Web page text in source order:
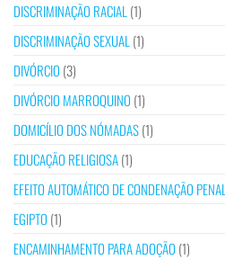
DISCRIMINAÇÃO RACIAL (1)
DISCRIMINAÇÃO SEXUAL (1)
DIVÓRCIO (3)
DIVÓRCIO MARROQUINO (1)
DOMICÍLIO DOS NÓMADAS(1)
EDUCAÇÃO RELIGIOSA(1)
EFEITO AUTOMÁTICO DE CONDENAÇÃO PENAL
EGIPTO (1)
ENCAMINHAMENTO PARA ADOÇÃO (1)